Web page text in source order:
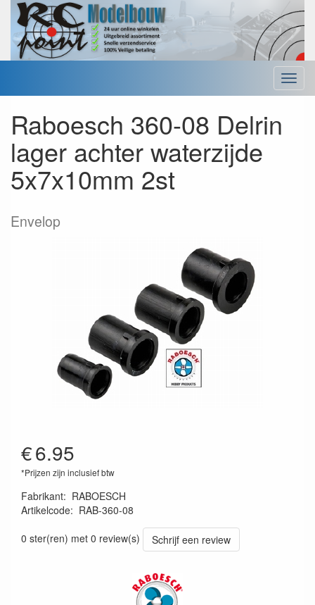
Menu
Raboesch 360-08 Delrin
lager achter waterzijde
5x7x10mm 2st
Envelop
€6.95
*Prijzen zijn inclusief btw
Fabrikant: RABOESCH
Artikelcode: RAB-360-08
0 ster(ren) met 0 review(s)
Schrijf een review